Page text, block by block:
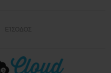
ΕΊΣΟΔΟΣ